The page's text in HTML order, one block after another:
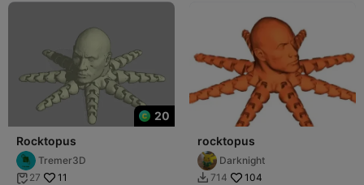
20
Rocktopus
Tremer3D
 27 11
rocktopus
Darknight
 714 104